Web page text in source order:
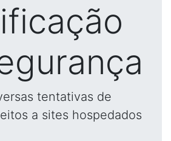
tentativas de
a sites hospedados